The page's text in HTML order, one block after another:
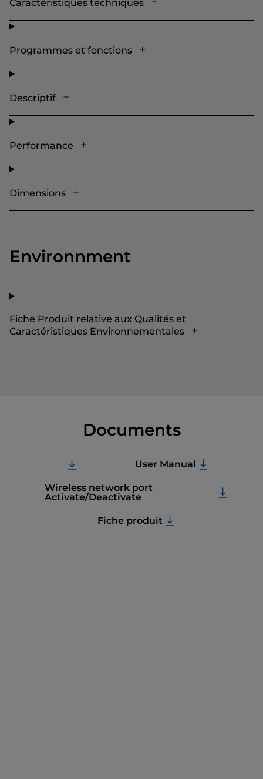
Caractéristiques techniques
Programmes et fonctions
Descriptif
Performance
Dimensions
Environnment
Fiche Produit relative aux Qualités et
Caractéristiques Environnementales
Documents
User Manual
Wireless network port
Activate/Deactivate
Fiche produit